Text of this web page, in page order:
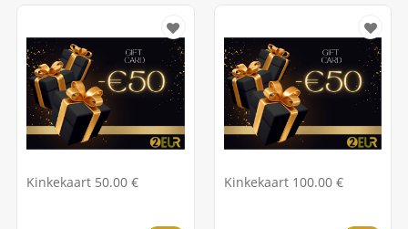
Kinkekaart 50.00 € Kinkekaart 100.00 €